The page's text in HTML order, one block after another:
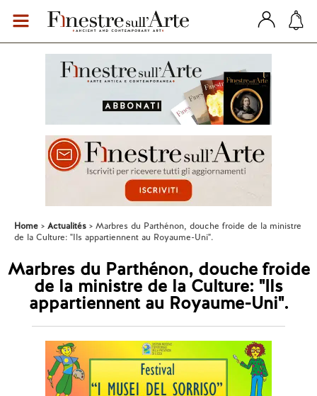
Home Actualités
Marbres du Parthénon, douche froide de la ministre
de la Culture: "Ils appartiennent au Royaume-Uni".
Marbres du Parthénon, douche froide
de la ministre de la Culture: "Ils
appartiennent au Royaume-Uni".